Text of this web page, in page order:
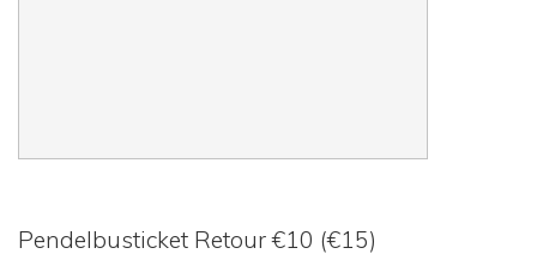
Pendelbusticket Retour €10 (€15)